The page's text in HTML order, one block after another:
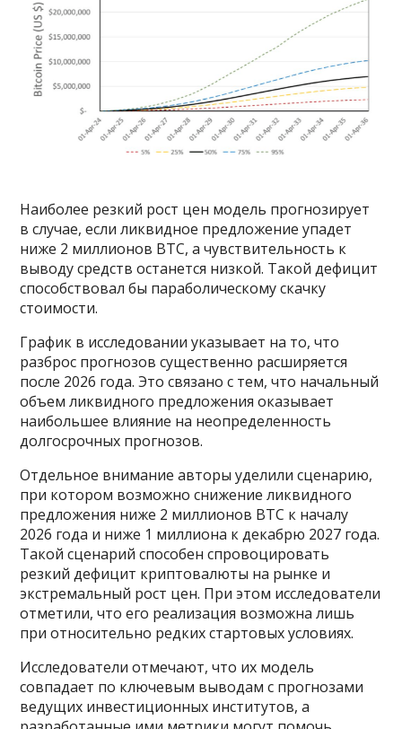
Наиболее резкий рост цен модель прогнозирует
в случае, если ликвидное предложение упадет
ниже 2 миллионов BTC, а чувствительность к
выводу средств останется низкой. Такой дефицит
способствовал бы параболическому скачку
стоимости.
График в исследовании указывает на то, что
разброс прогнозов существенно расширяется
после 2026 года. Это связано с тем, что начальный
объем ликвидного предложения оказывает
наибольшее влияние на неопределенность
долгосрочных прогнозов.
Отдельное внимание авторы уделили сценарию,
при котором возможно снижение ликвидного
предложения ниже 2 миллионов BTC к началу
2026 года и ниже 1 миллиона к декабрю 2027 года.
Такой сценарий способен спровоцировать
резкий дефицит криптовалюты на рынке и
экстремальный рост цен. При этом исследователи
отметили, что его реализация возможна лишь
при относительно редких стартовых условиях.
Исследователи отмечают, что их модель
совпадает по ключевым выводам с прогнозами
ведущих инвестиционных институтов, а